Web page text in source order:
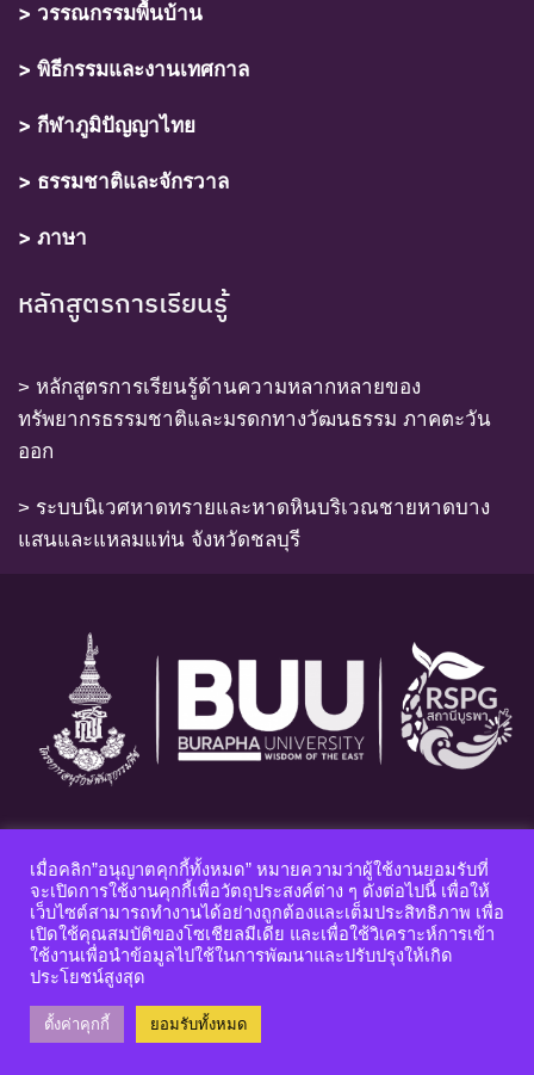
> วรรณกรรมพื้นบ้าน
> พิธีกรรมและงานเทศกาล
> กีฬาภูมิปัญญาไทย
> ธรรมชาติและจักรวาล
> ภาษา
หลักสูตรการเรียนรู้
> หลักสูตรการเรียนรู้ด้านความหลากหลายของ
ทรัพยากรธรรมชาติและมรดกทางวัฒนธรรม ภาคตะวัน
ออก
> ระบบนิเวศหาดทรายและหาดหินบริเวณชายหาดบาง
แสนและแหลมแท่น จังหวัดชลบุรี
ได้รับการสนับสนุนทุนวิจัยจากงบประมาณด้านวิจัยและนวัตกรรม
ประเภท Fundamental Fund ประจำปีงบประมาณ 2564-2566
2026-08-10
จำนวนผู้เข้าชมวันนี้ : 312
เมื่อคลิก”อนุญาตคุกกี้ทั้งหมด” หมายความว่าผู้ใช้งานยอมรับที่
จะเปิดการใช้งานคุกกี้เพื่อวัตถุประสงค์ต่าง ๆ ดังต่อไปนี้ เพื่อให้
เว็บไซต์สามารถทำงานได้อย่างถูกต้องและเต็มประสิทธิภาพ เพื่อ
เปิดใช้คุณสมบัติของโซเชียลมีเดีย และเพื่อใช้วิเคราะห์การเข้า
ใช้งานเพื่อนำข้อมูลไปใช้ในการพัฒนาและปรับปรุงให้เกิด
ประโยชน์สูงสุด
ตั้งค่าคุกกี้ ยอมรับทั้งหมด